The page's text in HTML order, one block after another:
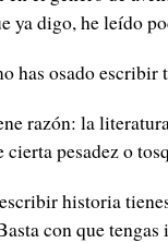
ya digo, he leído
has osado
razón: la
cierta pesadez o
historia
con que